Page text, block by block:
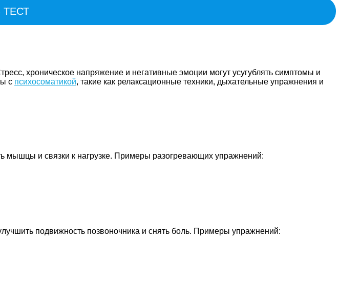
ТЕСТ
хроническое напряжение и негативные эмоции могут усугублять симптомы и
с психосоматикой, такие как релаксационные техники, дыхательные упражнения и
мышцы и связки к нагрузке. Примеры разогревающих упражнений:
подвижность позвоночника и снять боль. Примеры упражнений: